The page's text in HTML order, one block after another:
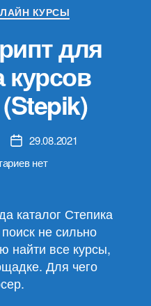
КУРСЫ
для
курсов
Дата29.08.2021
к
для
парсинга
курсов
Степика
нет
каталог Степика
не сильно
найти все курсы,
Для чего